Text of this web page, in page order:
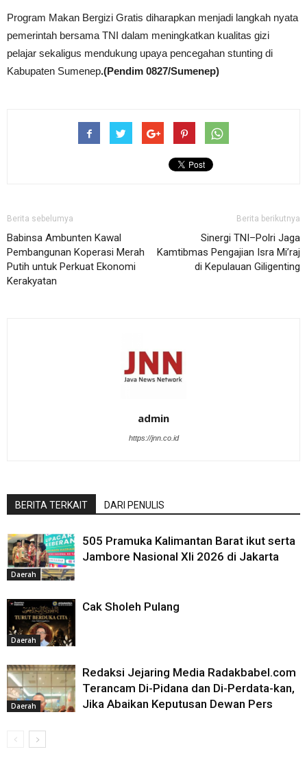
Program Makan Bergizi Gratis diharapkan menjadi langkah nyata
pemerintah bersama TNI dalam meningkatkan kualitas gizi
pelajar sekaligus mendukung upaya pencegahan stunting di
Kabupaten Sumenep.(Pendim 0827/Sumenep)
Berita sebelumya
Babinsa Ambunten Kawal
Pembangunan Koperasi Merah
Putih untuk Perkuat Ekonomi
Kerakyatan
Berita berikutnya
Sinergi TNI–Polri Jaga
Kamtibmas Pengajian Isra Mi’raj
di Kepulauan Giligenting
admin
https://jnn.co.id
BERITA TERKAIT DARI PENULIS
Daerah
505 Pramuka Kalimantan Barat ikut serta
Jambore Nasional XIi 2026 di Jakarta
Daerah
Cak Sholeh Pulang
Daerah
Redaksi Jejaring Media Radakbabel.com
Terancam Di-Pidana dan Di-Perdata-kan,
Jika Abaikan Keputusan Dewan Pers